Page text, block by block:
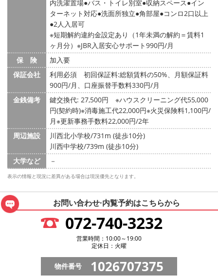
内洗濯置場 バス・トイレ別室 収納スペース イン
ターネット対応 洗面所独立 角部屋 コンロ2口以上
2人入居可
※短期解約違約金設定あり（1年未満の解約＝賃料1
ヶ月分）※JBR入居安心サポート990円/月
保 険
加入要
保証会社
利用必須 初回保証料:総額賃料の50%、月額保証料
900円/月、口座振替手数料330円/月
金銭備考
鍵交換代: 27,500円
※ハウスクリーニング代55,000
円(契約時)※消毒施工代22,000円※火災保険料1,100円/
月※更新事務手数料22,000円/2年
周辺施設
川西北小学校/731m (徒歩10分)
川西中学校/739m (徒歩10分)
大学など
－
表示の情報と現況に差異がある場合は現況優先となります。
お問い合わせ·内覧予約はこちらから
072-740-3232
営業時間：10:00～19:00
定休日：火曜
物件番号 1026707375